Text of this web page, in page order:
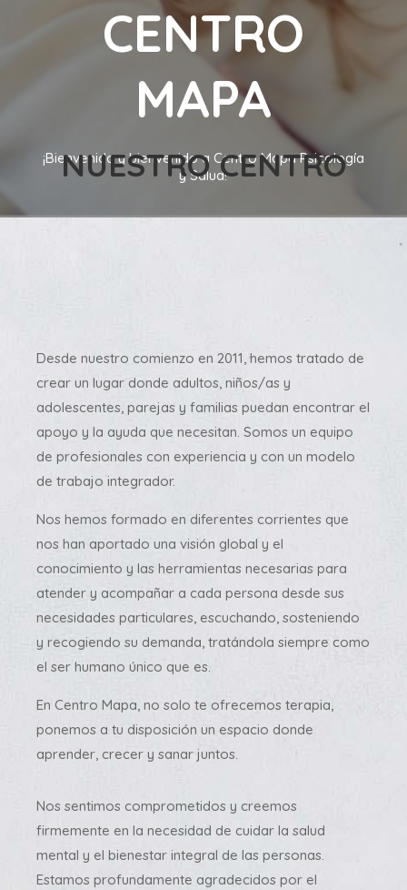
CENTRO
MAPA
¡Bienvenida y bienvenido a Centro Mapa Psicología
y Salud!
NUESTRO CENTRO
Desde nuestro comienzo en 2011, hemos tratado de
crear un lugar donde adultos, niños/as y
adolescentes, parejas y familias puedan encontrar el
apoyo y la ayuda que necesitan. Somos un equipo
de profesionales con experiencia y con un modelo
de trabajo integrador.
Nos hemos formado en diferentes corrientes que
nos han aportado una visión global y el
conocimiento y las herramientas necesarias para
atender y acompañar a cada persona desde sus
necesidades particulares, escuchando, sosteniendo
y recogiendo su demanda, tratándola siempre como
el ser humano único que es.
En Centro Mapa, no solo te ofrecemos terapia,
ponemos a tu disposición un espacio donde
aprender, crecer y sanar juntos.
Nos sentimos comprometidos y creemos
firmemente en la necesidad de cuidar la salud
mental y el bienestar integral de las personas.
Estamos profundamente agradecidos por el